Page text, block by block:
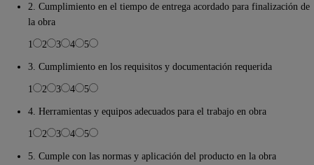
2. Cumplimiento en el tiempo de entrega acordado para finalización de
la obra
1
2 3 4
5
3. Cumplimiento en los requisitos y documentación requerida
1
2 3 4
5
4. Herramientas y equipos adecuados para el trabajo en obra
1
2 3 4
5
5. Cumple con las normas y aplicación del producto en la obra